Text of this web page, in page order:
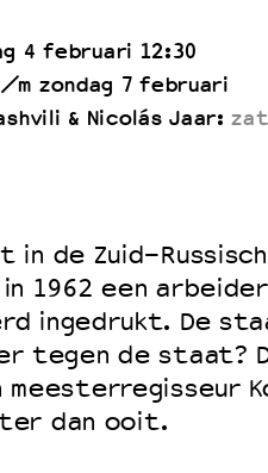
4 februari 12:30
m zondag 7 februari
& Nicolás Jaar:
in de Zuid-
1962 een
ingedrukt. De
tegen de staat?
meesterregisseur
dan ooit.